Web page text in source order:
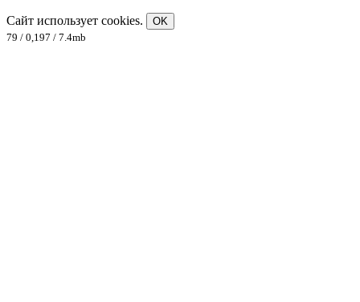
Сайт использует cookies.
OK
79 / 0,197 / 7.4mb